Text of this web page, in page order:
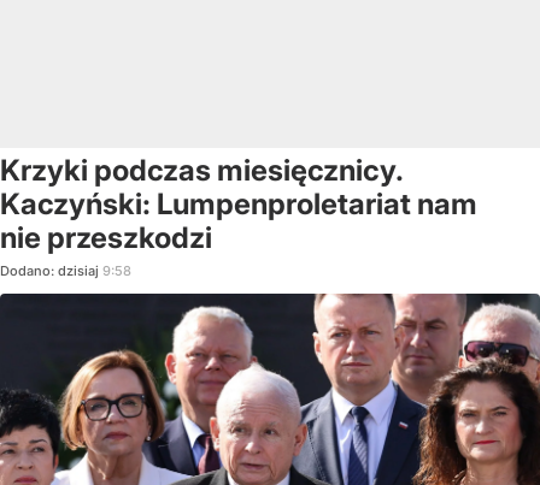
Krzyki podczas miesięcznicy.
Kaczyński: Lumpenproletariat nam
nie przeszkodzi
Dodano: dzisiaj 9:58